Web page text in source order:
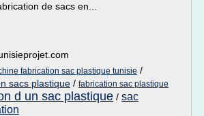
de sacs en...
fabrication sac plastique tunisie /
sacs plastique / fabrication sac plastique
d un sac plastique / sac